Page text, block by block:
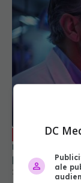
EXCLUSIV Dr. Matei Bâră (SANADOR), despre
radioterapia
plămânii
23 dec 2025, 17:04
DC
ale